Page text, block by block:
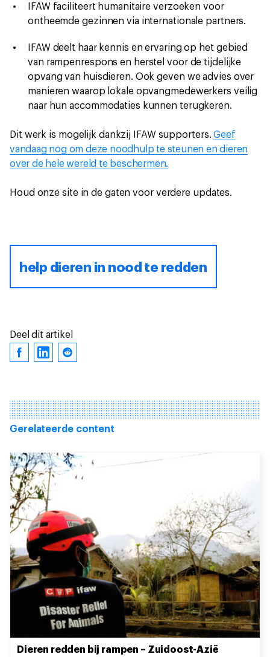
IFAW faciliteert humanitaire verzoeken voor
ontheemde gezinnen via internationale partners.
IFAW deelt haar kennis en ervaring op het gebied
van rampenrespons en herstel voor de tijdelijke
opvang van huisdieren. Ook geven we advies over
manieren waarop lokale opvangmedewerkers veilig
naar hun accommodaties kunnen terugkeren.
Dit werk is mogelijk dankzij IFAW supporters.Geef
vandaag nog om deze noodhulp te steunen en dieren
over de hele wereld te beschermen.
Houd onze site in de gaten voor verdere updates.
help dieren in nood te redden
Deel dit artikel
Gerelateerde content
Dieren redden bij rampen – Zuidoost-Azië